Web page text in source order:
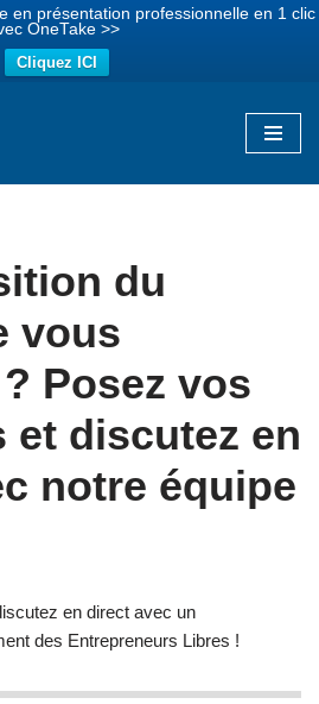
en présentation professionnelle en 1 clic
OneTake >>
Cliquez ICI
du
vous
Posez vos
et discutez en
notre équipe
en direct avec un
des Entrepreneurs Libres !